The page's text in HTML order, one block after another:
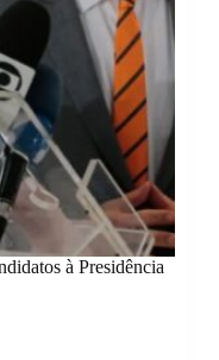
à Presidência